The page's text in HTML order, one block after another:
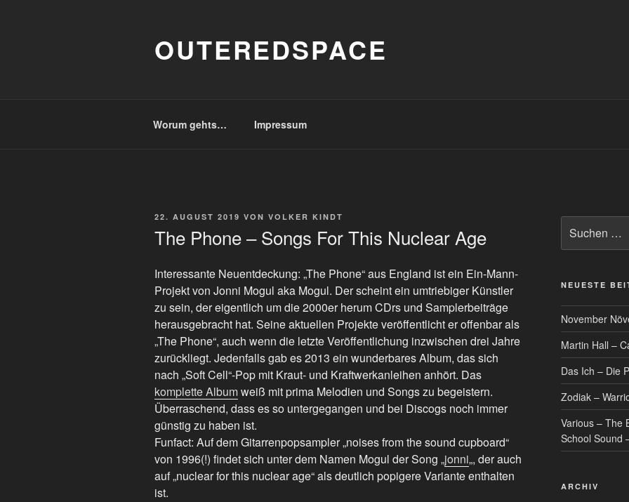
OUTEREDSPACE
Worum gehts… Impressum
VERÖFFENTLICHT
22. AUGUST 2019 VON VOLKER KINDT
The Phone – Songs For This Nuclear Age
Interessante Neuentdeckung: „The Phone“ aus England ist ein Ein-Mann-
Projekt von Jonni Mogul aka Mogul. Der scheint ein umtriebiger Künstler
zu sein, der eigentlich um die 2000er herum CDrs und Samplerbeiträge
herausgebracht hat. Seine aktuellen Projekte veröffentlicht er offenbar als
„The Phone“, auch wenn die letzte Veröffentlichung inzwischen drei Jahre
zurückliegt. Jedenfalls gab es 2013 ein wunderbares Album, das sich
nach „Soft Cell“-Pop mit Kraut- und Kraftwerkanleihen anhört. Das
komplette Albumweiß mit prima Melodien und Songs zu begeistern.
Überraschend, dass es so untergegangen und bei Discogs noch immer
günstig zu haben ist.
Funfact: Auf dem Gitarrenpopsampler „noises from the sound cupboard“
von 1996(!) findet sich unter dem Namen Mogul der Song „jonni„, der auch
auf „nuclear for this nuclear age“ als deutlich popigere Variante enthalten
ist.
nach:
NEUESTE
November
Martin Hall –
Das Ich – Die
Zodiak –
Various – The
School Sound
ARCHIV